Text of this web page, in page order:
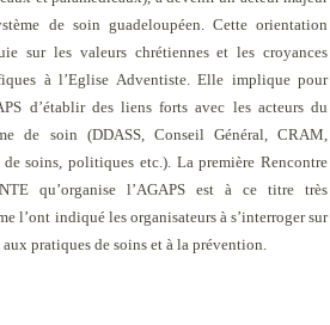
de soin guadeloupéen. Cette orientation
sur les valeurs chrétiennes et les croyances
à l’Eglise Adventiste. Elle implique pour
d’établir des liens forts avec les acteurs du
de soin (DDASS, Conseil Général, CRAM,
de soins, politiques etc.). La première Rencontre
qu’organise l’AGAPS est à ce titre très
l’ont indiqué les organisateurs à s’interroger sur
pratiques de soins et à la prévention.